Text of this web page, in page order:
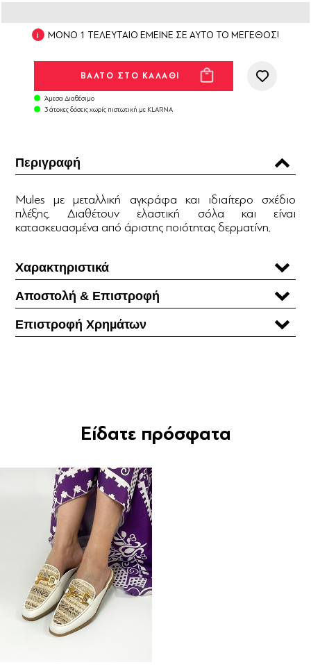
ΜΟΝΟ 1 ΤΕΛΕΥΤΑΙΟ ΕΜΕΙΝΕ ΣΕ ΑΥΤΟ ΤΟ ΜΕΓΕΘΟΣ!
Άμεσα Διαθέσιμο
3 άτοκες δόσεις χωρίς πιστωτική με KLARNA
Περιγραφή
Μules με μεταλλική αγκράφα και ιδιαίτερο σχέδιο
πλέξης. Διαθέτουν ελαστική σόλα και είναι
κατασκευασμένα από άριστης ποιότητας δερματίνη.
Χαρακτηριστικά
Αποστολή & Επιστροφή
Επιστροφή Χρηµάτων
Είδατε πρόσφατα